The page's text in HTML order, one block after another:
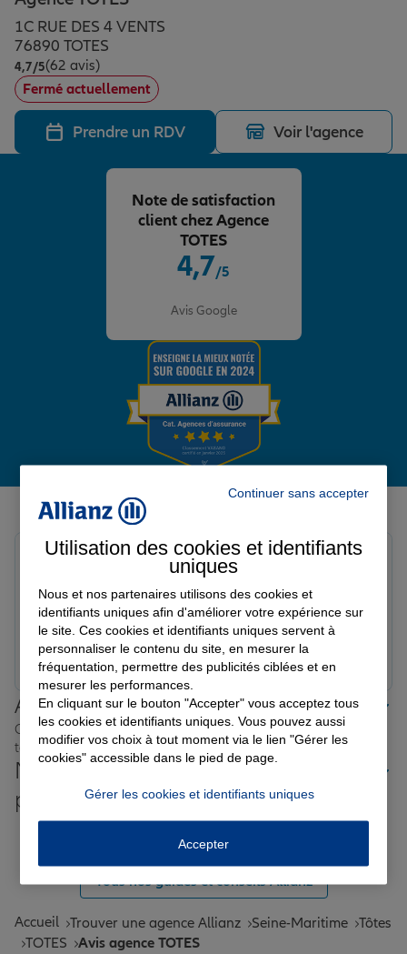
Assurance emprunteur
Prévoyance et dépendance
Assurance animal de compagnie
Protection de la famille
Protection juridique
Épargne & retraite
Plan épargne retraite
Assurance vie
Placements financiers
Investissements immobiliers
Transmission
Vos projets
Partir en vacances
Départ à la retraite
Préparer l’avenir
Conseil assurance
Assurance habitation
Le Pack Famille
Garantie des accidents de la vie
Protection juridique
Retraite
Tous nos devis d'assurance
Allianz en France
1C RUE DES 4 VENTS
76890 TOTES
4,7/5Note de 4.7 sur 5
(62 avis)
Fermé actuellement
Prendre un RDV Voir l'agence
4,7/5
Avis Google
Note de satisfaction
client chez Agence
TOTES
Avis de l'agence Agence TOTES
Avis sur une période de 6 mois
Le 09/07/2026 - Agence TOTES
Interlocuteur très aimable Parfait
Princesse E.
Prendre un RDV Voir l'agence
Allianz proche de chez vous
Où que vous soyez en France, nos agences Allianz sont
toujours près de chez vous.
Nos offres d'assurance dans les
plus grandes villes de France
Tous nos guides et conseils Allianz
Accueil Trouver une agence Allianz Seine-Maritime Tôtes
TOTES
Avis agence TOTES
Continuer sans accepter
Utilisation des cookies et identifiants
uniques
Nous et nos partenaires utilisons des cookies et
identifiants uniques afin d'améliorer votre expérience sur
le site. Ces cookies et identifiants uniques servent à
personnaliser le contenu du site, en mesurer la
fréquentation, permettre des publicités ciblées et en
mesurer les performances.
En cliquant sur le bouton "Accepter" vous acceptez tous
les cookies et identifiants uniques. Vous pouvez aussi
modifier vos choix à tout moment via le lien "Gérer les
cookies" accessible dans le pied de page.
Gérer les cookies et identifiants uniques
Accepter